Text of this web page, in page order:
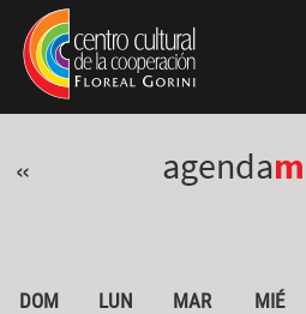
Pasar al contenido principal
Jump to main content
« agenda
DOM LUN MAR MIÉ